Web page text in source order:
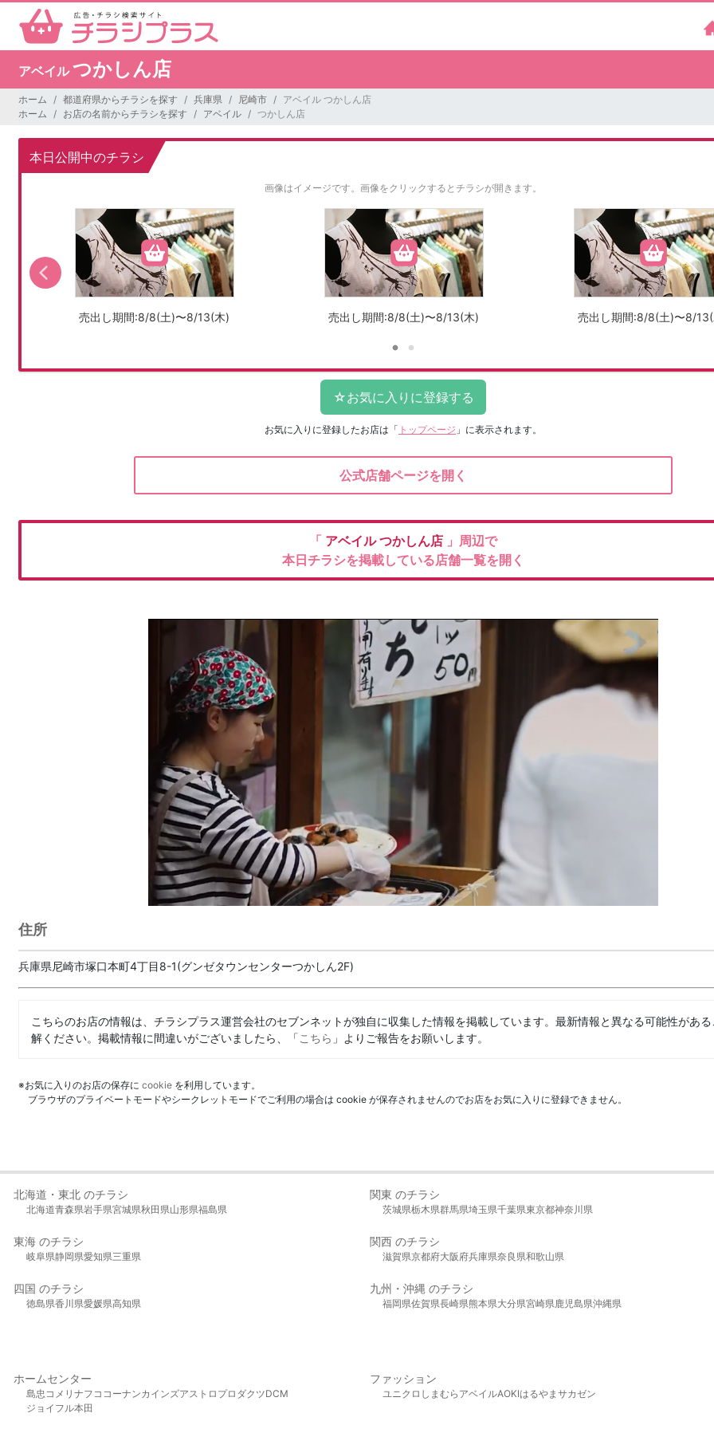
アベイルつかしん店
ホーム 都道府県からチラシを探す 兵庫県 尼崎市
アベイル つかしん店
ホーム
お店の名前からチラシを探す アベイル つかしん店
本日公開中のチラシ
画像はイメージです。 画像をクリックするとチラシが開きます。
売出し期間:8/8(土)〜8/13(木) 売出し期間:8/8(土)〜8/13(木) 売出し期間:8/8(土)〜8/
お気に入りに登録したお店は 「 トップページ 」に表示されます。
公式店舗ページを開く
「 アベイルつかしん店 」周辺で
本日チラシを掲載している店舗一覧を開く
住所
兵庫県尼崎市塚口本町4丁目8-1(グンゼタウンセンターつかしん2F)
こちらのお店の情報は、チラシプラス運営会社のセブンネットが独自に収集した情報を掲載しています。最新情報と異なる可能性があ
解ください。掲載情報に間違いがございましたら、「こちら 」よりご報告をお願いします。
※お気に入りのお店の保存に cookie を利用しています。
ブラウザのプライベートモードやシークレットモードでご利用の場合は cookie が保存されませんのでお店をお気に入りに登録できません。
北海道・東北 のチラシ
北海道青森県岩手県宮城県秋田県山形県福島県
関東 のチラシ
茨城県栃木県群馬県埼玉県千葉県東京都神奈川県
東海 のチラシ
岐阜県静岡県愛知県三重県
関西 のチラシ
滋賀県京都府大阪府兵庫県奈良県和歌山県
四国 のチラシ
徳島県香川県愛媛県高知県
九州・沖縄 のチラシ
福岡県佐賀県長崎県熊本県大分県宮崎県鹿児島県沖縄県
ホームセンター
島忠 コメリ ナフコ コーナンカインズアストロプロダクツDCM
ジョイフル本田
ファッション
ユニクロ しまむら アベイルAOKIはるやま サカゼン